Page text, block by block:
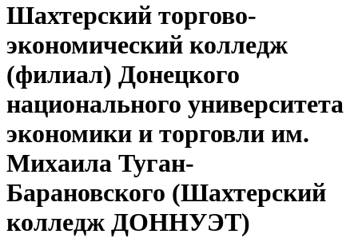
Шахтерский торгово-
экономический колледж
(филиал) Донецкого
национального университета
экономики и торговли им.
Михаила Туган-
Барановского (Шахтерский
колледж ДОННУЭТ)